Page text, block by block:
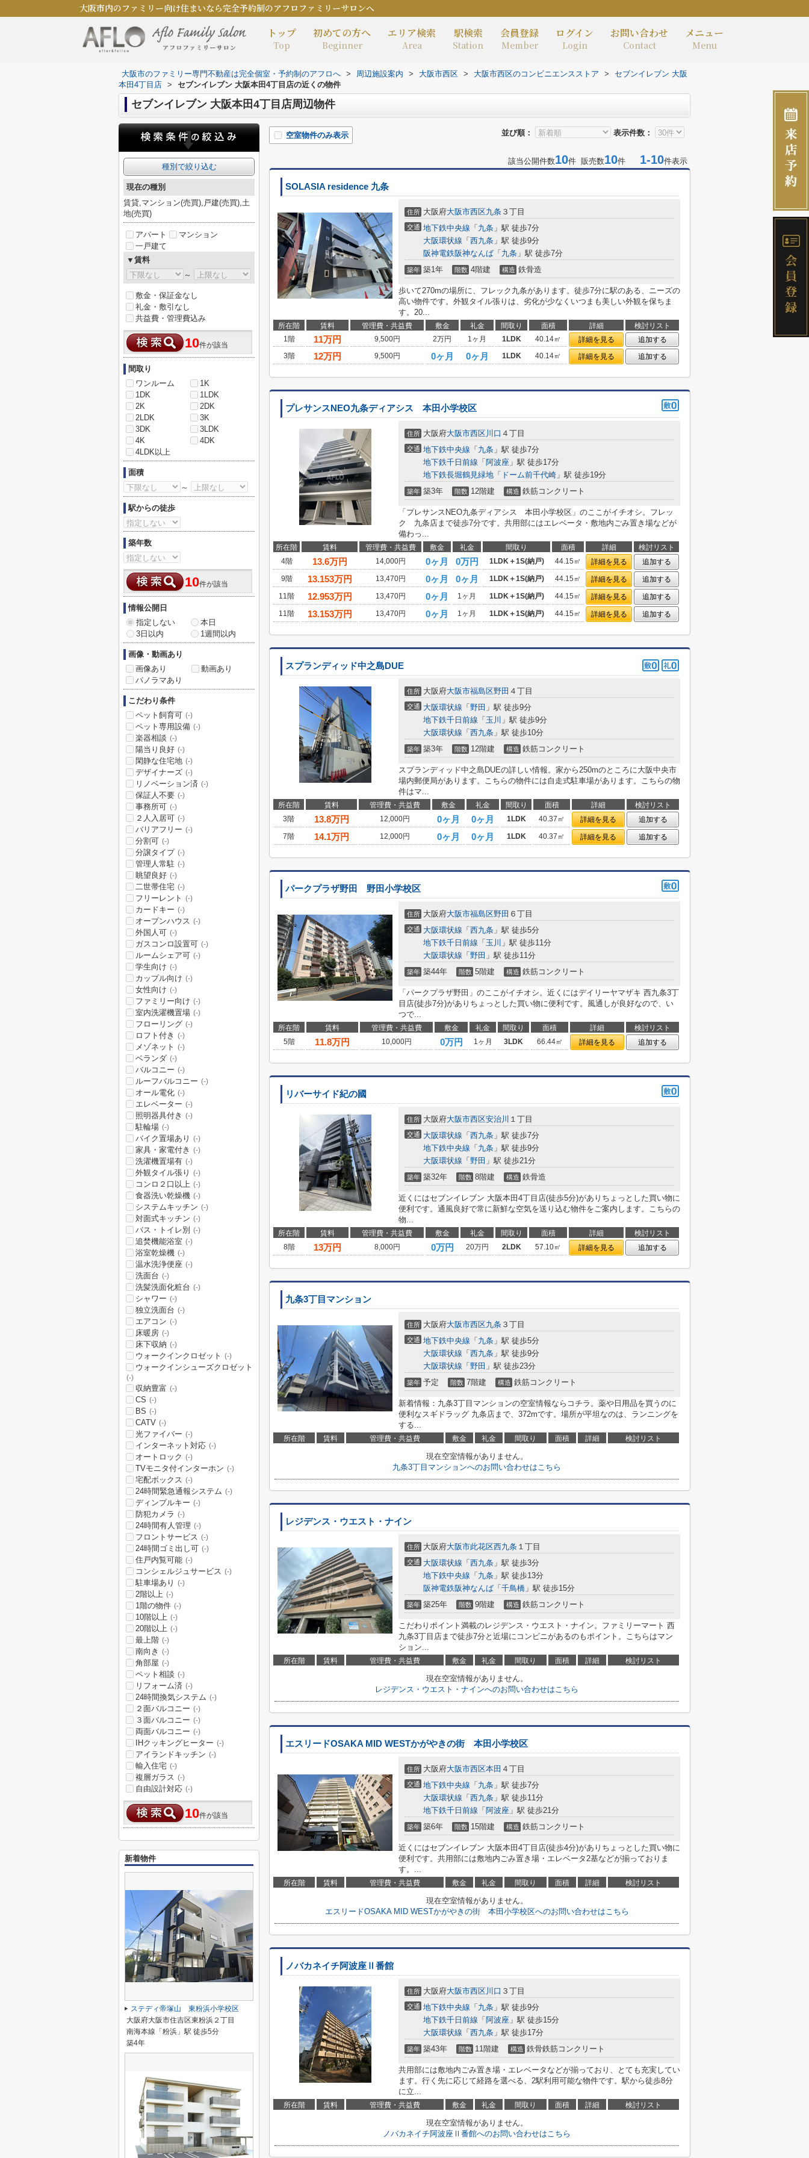
大阪市内のファミリー向け住まいなら完全予約制のアフロファミリーサロンへ
トップ
Top
初めての方へ
Beginner
エリア検索
Area
駅検索
Station
会員登録
Member
ログイン
Login
お問い合わせ
Contact
メニュー
Menu
大阪市のファミリー専門不動産は完全個室・予約制のアフロへ > 周辺施設案内 > 大阪市西区 > 大阪市西区のコンビニエンスストア >
セブンイレブン 大阪
本田4丁目店 > セブンイレブン 大阪本田4丁目店の近くの物件
セブンイレブン 大阪本田4丁目店周辺物件
並び順： 表示件数：
空室物件のみ表示
該当公開件数10件 販売数10件 1-10件表示
SOLASIA residence 九条
住所 大阪府大阪市西区九条 ３丁目
交通 地下鉄中央線 「 九条 」駅 徒歩7分
大阪環状線 「 西九条 」駅 徒歩9分
阪神電鉄阪神なんば 「 九条 」駅 徒歩7分
築年 築1年 階数 4階建 構造 鉄骨造
歩いて270mの場所に、フレック九条があります。徒歩7分に駅のある、ニーズの
高い物件です。外観タイル張りは、劣化が少なくいつまも美しい外観を保ちま
す。20...
所在階 賃料 管理費・共益費 敷金 礼金 間取り 面積 詳細
検討リスト
1階
11万円 9,500円 2万円 1ヶ月 1LDK 40.14㎡ 詳細を見る
追加する
3階
12万円 9,500円 0ヶ月 0ヶ月 1LDK 40.14㎡ 詳細を見る 追加する
プレサンスNEO九条ディアシス 本田小学校区
住所 大阪府大阪市西区川口 ４丁目
交通 地下鉄中央線 「 九条 」駅 徒歩7分
地下鉄千日前線 「 阿波座 」駅 徒歩17分
地下鉄長堀鶴見緑地 「 ドーム前千代崎 」駅 徒歩19分
築年 築3年 階数 12階建 構造 鉄筋コンクリート
「プレサンスNEO九条ディアシス 本田小学校区」のここがイチオシ。フレッ
ク 九条店まで徒歩7分です。共用部にはエレベータ・敷地内ごみ置き場などが
備わっ...
所在階 賃料 管理費・共益費 敷金 礼金 間取り 面積 詳細
検討リスト
4階
13.6万円 14,000円 0ヶ月 0万円 1LDK＋1S(納戸) 44.15㎡ 詳細を見る
追加する
9階
13.153万円 13,470円 0ヶ月 0ヶ月 1LDK＋1S(納戸) 44.15㎡ 詳細を見る
追加する
11階
12.953万円 13,470円 0ヶ月 1ヶ月 1LDK＋1S(納戸) 44.15㎡ 詳細を見る
追加する
11階
13.153万円 13,470円 0ヶ月 1ヶ月 1LDK＋1S(納戸) 44.15㎡ 詳細を見る 追加する
スプランディッド中之島DUE
住所 大阪府大阪市福島区野田 ４丁目
交通 大阪環状線 「 野田 」駅 徒歩9分
地下鉄千日前線 「 玉川 」駅 徒歩9分
大阪環状線 「 西九条 」駅 徒歩10分
築年 築3年 階数 12階建 構造 鉄筋コンクリート
スプランディッド中之島DUEの詳しい情報。家から250mのところに大阪中央市
場内郵便局があります。こちらの物件には自走式駐車場があります。こちらの物
件はマ...
所在階 賃料 管理費・共益費 敷金 礼金 間取り 面積 詳細
検討リスト
3階
13.8万円 12,000円 0ヶ月 0ヶ月 1LDK 40.37㎡ 詳細を見る
追加する
7階
14.1万円 12,000円 0ヶ月 0ヶ月 1LDK 40.37㎡ 詳細を見る 追加する
パークプラザ野田 野田小学校区
住所 大阪府大阪市福島区野田 ６丁目
交通 大阪環状線 「 西九条 」駅 徒歩5分
地下鉄千日前線 「 玉川 」駅 徒歩11分
大阪環状線 「 野田 」駅 徒歩11分
築年 築44年 階数 5階建 構造 鉄筋コンクリート
「パークプラザ野田」のここがイチオシ。近くにはデイリーヤマザキ 西九条3丁
目店(徒歩7分)がありちょっとした買い物に便利です。風通しが良好なので、い
つで...
所在階 賃料 管理費・共益費 敷金 礼金 間取り 面積 詳細
検討リスト
5階
11.8万円 10,000円 0万円 1ヶ月 3LDK 66.44㎡ 詳細を見る 追加する
リバーサイド紀の國
住所 大阪府大阪市西区安治川 １丁目
交通 大阪環状線 「 西九条 」駅 徒歩7分
地下鉄中央線 「 九条 」駅 徒歩9分
大阪環状線 「 野田 」駅 徒歩21分
築年 築32年 階数 8階建 構造 鉄骨造
近くにはセブンイレブン 大阪本田4丁目店(徒歩5分)がありちょっとした買い物に
便利です。通風良好で常に新鮮な空気を送り込む物件をご案内します。こちらの
物...
所在階 賃料 管理費・共益費 敷金 礼金 間取り 面積 詳細
検討リスト
8階
13万円 8,000円 0万円 20万円 2LDK 57.10㎡ 詳細を見る 追加する
九条3丁目マンション
住所 大阪府大阪市西区九条 ３丁目
交通 地下鉄中央線 「 九条 」駅 徒歩5分
大阪環状線 「 西九条 」駅 徒歩9分
大阪環状線 「 野田 」駅 徒歩23分
築年 予定 階数 7階建 構造 鉄筋コンクリート
新着情報：九条3丁目マンションの空室情報ならコチラ。薬や日用品を買うのに
便利なスギドラッグ 九条店まで、372mです。場所が平坦なのは、ランニングを
する...
所在階 賃料 管理費・共益費 敷金 礼金 間取り 面積 詳細 検討リスト
現在空室情報がありません。
九条3丁目マンションへのお問い合わせはこちら
レジデンス・ウエスト・ナイン
住所 大阪府大阪市此花区西九条 １丁目
交通 大阪環状線 「 西九条 」駅 徒歩3分
地下鉄中央線 「 九条 」駅 徒歩13分
阪神電鉄阪神なんば 「 千鳥橋 」駅 徒歩15分
築年 築25年 階数 9階建 構造 鉄筋コンクリート
こだわりポイント満載のレジデンス・ウエスト・ナイン。ファミリーマート 西
九条3丁目店まで徒歩7分と近場にコンビニがあるのもポイント。こちらはマン
ション...
所在階 賃料 管理費・共益費 敷金 礼金 間取り 面積 詳細 検討リスト
現在空室情報がありません。
レジデンス・ウエスト・ナインへのお問い合わせはこちら
エスリードOSAKA MID WESTかがやきの街 本田小学校区
住所 大阪府大阪市西区本田 ４丁目
交通 地下鉄中央線 「 九条 」駅 徒歩7分
大阪環状線 「 西九条 」駅 徒歩11分
地下鉄千日前線 「 阿波座 」駅 徒歩21分
築年 築6年 階数 15階建 構造 鉄筋コンクリート
近くにはセブンイレブン 大阪本田4丁目店(徒歩4分)がありちょっとした買い物に
便利です。共用部には敷地内ごみ置き場・エレベータ2基などが揃っておりま
す。...
所在階 賃料 管理費・共益費 敷金 礼金 間取り 面積 詳細 検討リスト
現在空室情報がありません。
エスリードOSAKA MID WESTかがやきの街 本田小学校区へのお問い合わせはこちら
ノバカネイチ阿波座Ⅱ番館
住所 大阪府大阪市西区川口 ３丁目
交通 地下鉄中央線 「 九条 」駅 徒歩9分
地下鉄千日前線 「 阿波座 」駅 徒歩15分
大阪環状線 「 西九条 」駅 徒歩17分
築年 築43年 階数 11階建 構造 鉄骨鉄筋コンクリート
共用部には敷地内ごみ置き場・エレベータなどが揃っており、とても充実してい
ます。行く先に応じて経路を選べる、2駅利用可能な物件です。駅から徒歩8分
に立...
所在階 賃料 管理費・共益費 敷金 礼金 間取り 面積 詳細 検討リスト
現在空室情報がありません。
ノバカネイチ阿波座Ⅱ番館へのお問い合わせはこちら
種別で絞り込む
現在の種別
賃貸,マンション(売買),戸建(売買),土
地(売買)
アパート
マンション
一戸建て
▼賃料
～
敷金・保証金なし
礼金・敷引なし
共益費・管理費込み
10件が該当
間取り
ワンルーム
1K
1DK
1LDK
2K
2DK
2LDK
3K
3DK
3LDK
4K
4DK
4LDK以上
面積
～
駅からの徒歩
築年数
10件が該当
情報公開日
指定しない
本日
3日以内
1週間以内
画像・動画あり
画像あり
動画あり
パノラマあり
こだわり条件
ペット飼育可 (-)
ペット専用設備 (-)
楽器相談 (-)
陽当り良好 (-)
閑静な住宅地 (-)
デザイナーズ (-)
リノベーション済 (-)
保証人不要 (-)
事務所可 (-)
２人入居可 (-)
バリアフリー (-)
分割可 (-)
分譲タイプ (-)
管理人常駐 (-)
眺望良好 (-)
二世帯住宅 (-)
フリーレント (-)
カードキー (-)
オープンハウス (-)
外国人可 (-)
ガスコンロ設置可 (-)
ルームシェア可 (-)
学生向け (-)
カップル向け (-)
女性向け (-)
ファミリー向け (-)
室内洗濯機置場 (-)
フローリング (-)
ロフト付き (-)
メゾネット (-)
ベランダ (-)
バルコニー (-)
ルーフバルコニー (-)
オール電化 (-)
エレベーター (-)
照明器具付き (-)
駐輪場 (-)
バイク置場あり (-)
家具・家電付き (-)
洗濯機置場有 (-)
外観タイル張り (-)
コンロ２口以上 (-)
食器洗い乾燥機 (-)
システムキッチン (-)
対面式キッチン (-)
バス・トイレ別 (-)
追焚機能浴室 (-)
浴室乾燥機 (-)
温水洗浄便座 (-)
洗面台 (-)
洗髪洗面化粧台 (-)
シャワー (-)
独立洗面台 (-)
エアコン (-)
床暖房 (-)
床下収納 (-)
ウォークインクロゼット (-)
ウォークインシューズクロゼット
(-)
収納豊富 (-)
CS (-)
BS (-)
CATV (-)
光ファイバー (-)
インターネット対応 (-)
オートロック (-)
TVモニタ付インターホン (-)
宅配ボックス (-)
24時間緊急通報システム (-)
ディンプルキー (-)
防犯カメラ (-)
24時間有人管理 (-)
フロントサービス (-)
24時間ゴミ出し可 (-)
住戸内覧可能 (-)
コンシェルジュサービス (-)
駐車場あり (-)
2階以上 (-)
1階の物件 (-)
10階以上 (-)
20階以上 (-)
最上階 (-)
南向き (-)
角部屋 (-)
ペット相談 (-)
リフォーム済 (-)
24時間換気システム (-)
２面バルコニー (-)
３面バルコニー (-)
両面バルコニー (-)
IHクッキングヒーター (-)
アイランドキッチン (-)
輸入住宅 (-)
複層ガラス (-)
自由設計対応 (-)
10件が該当
新着物件
ステディ帝塚山 東粉浜小学校区
大阪府大阪市住吉区東粉浜２丁目
南海本線「粉浜」駅 徒歩5分
築4年